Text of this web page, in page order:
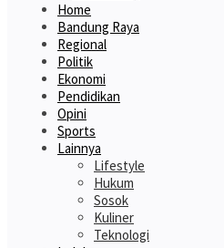
Home
Bandung Raya
Regional
Politik
Ekonomi
Pendidikan
Opini
Sports
Lainnya
Lifestyle
Hukum
Sosok
Kuliner
Teknologi